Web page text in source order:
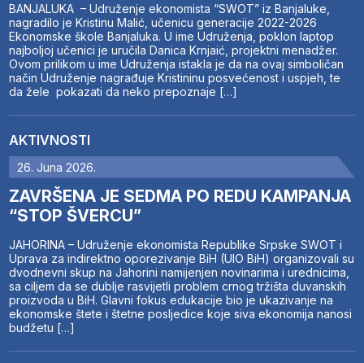
BANJALUKA – Udruženje ekonomista “SWOT” iz Banjaluke,
nagradilo je Kristinu Malić, učenicu generacije 2022-2026
Ekonomske škole Banjaluka. U ime Udruženja, poklon laptop
najboljoj učenici je uručila Danica Krnjaić, projektni menadžer.
Ovom prilikom u ime Udruženja istakla je da na ovaj simboličan
način Udruženje nagrađuje Kristininu posvećenost i uspjeh, te
da žele pokazati da neko prepoznaje […]
AKTIVNOSTI
26. Juna 2026.
ZAVRŠENA JE SEDMA PO REDU KAMPANJA
“STOP ŠVERCU”
JAHORINA – Udruženje ekonomista Republike Srpske SWOT i
Uprava za indirektno oporezivanje BiH (UIO BiH) organizovali su
dvodnevni skup na Jahorini namijenjen novinarima i urednicima,
sa ciljem da se dublje rasvijetli problem crnog tržišta duvanskih
proizvoda u BiH. Glavni fokus edukacije bio je ukazivanje na
ekonomske štete i štetne posljedice koje siva ekonomija nanosi
budžetu […]